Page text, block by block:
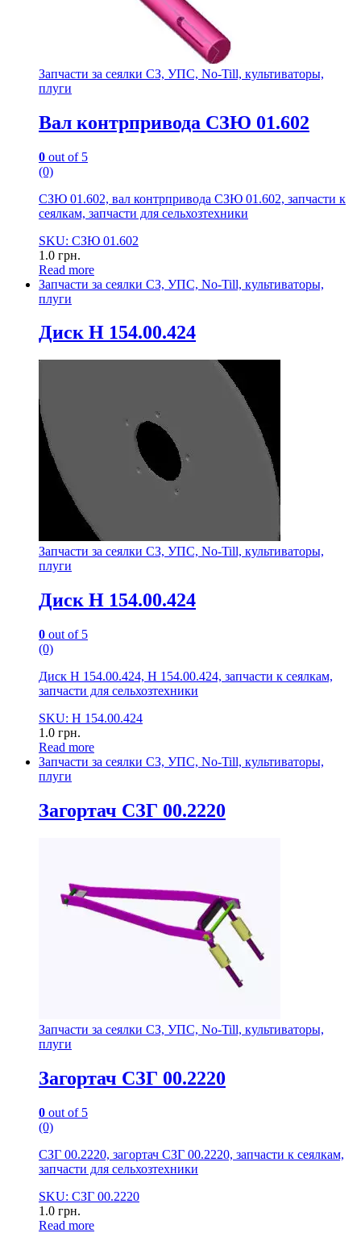
Запчасти за сеялки СЗ, УПС, No-Till, культиваторы,
плуги
Вал контрпривода СЗЮ 01.602
0 out of 5
(0)
СЗЮ 01.602, вал контрпривода СЗЮ 01.602, запчасти к
сеялкам, запчасти для сельхозтехники
SKU: СЗЮ 01.602
1.0 грн.
Read more
Запчасти за сеялки СЗ, УПС, No-Till, культиваторы,
плуги
Диск Н 154.00.424
Запчасти за сеялки СЗ, УПС, No-Till, культиваторы,
плуги
Диск Н 154.00.424
0 out of 5
(0)
Диск Н 154.00.424, Н 154.00.424, запчасти к сеялкам,
запчасти для сельхозтехники
SKU: Н 154.00.424
1.0 грн.
Read more
Запчасти за сеялки СЗ, УПС, No-Till, культиваторы,
плуги
Загортач СЗГ 00.2220
Запчасти за сеялки СЗ, УПС, No-Till, культиваторы,
плуги
Загортач СЗГ 00.2220
0 out of 5
(0)
СЗГ 00.2220, загортач СЗГ 00.2220, запчасти к сеялкам,
запчасти для сельхозтехники
SKU: СЗГ 00.2220
1.0 грн.
Read more